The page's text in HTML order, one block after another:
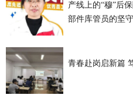
产线上的“穆”后保障 |
部件库管员的坚
青春赴岗启新篇